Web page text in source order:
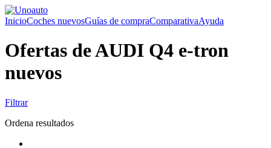
InicioCoches nuevosGuías de compraComparativaAyuda
Ofertas de AUDI Q4 e-tron
nuevos
Filtrar
Ordena resultados